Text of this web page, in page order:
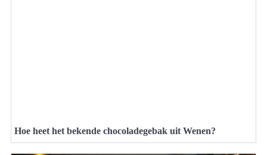
Hoe heet het bekende chocoladegebak uit Wenen?